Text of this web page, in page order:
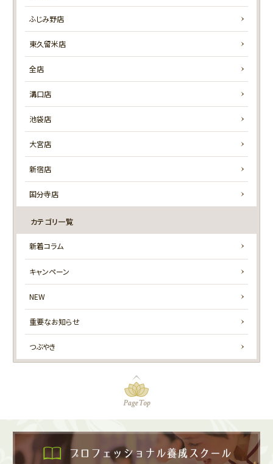
ふじみ野店
東久留米店
全店
溝口店
池袋店
大宮店
新宿店
国分寺店
カテゴリ一覧
新着コラム
キャンペーン
NEW
重要なお知らせ
つぶやき